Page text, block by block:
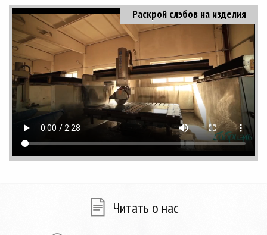
Раскрой слэбов на изделия
Читать о нас